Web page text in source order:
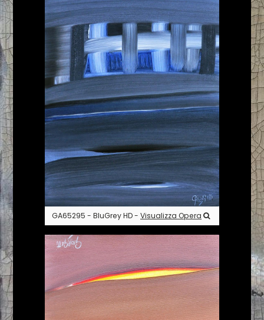
GA65295 - BluGrey HD - Visualizza Opera